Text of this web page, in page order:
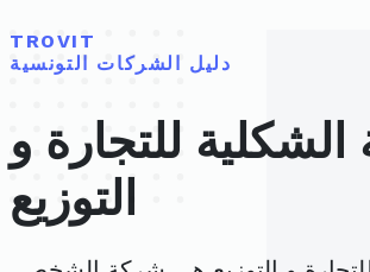
TROVIT
دليل الشركات التونسية
للتجارة و
التوزيع